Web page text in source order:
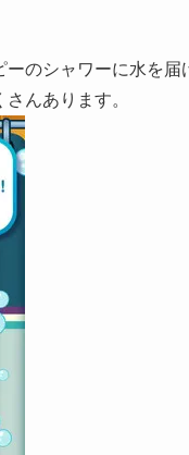
のシャワーに水を届
んあります。